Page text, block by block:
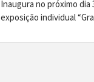
Inaugura no próximo dia
exposição individual